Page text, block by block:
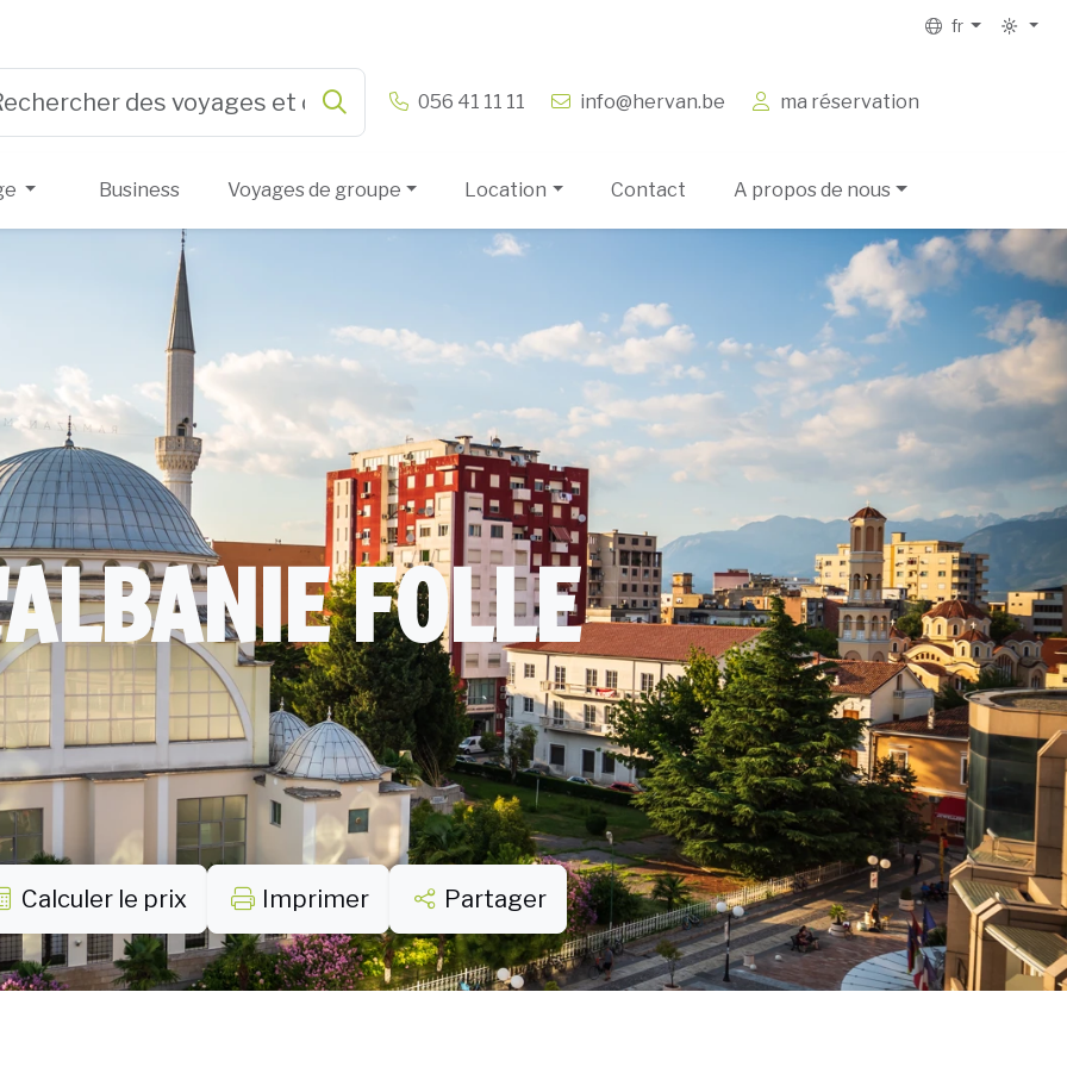
fr
& Vandamme 056 41 11 11 info@hervan.be ma réservation
Business Voyages de groupe Location Contact A propos de nous
FOLLE
Calculer le prix Imprimer Partager